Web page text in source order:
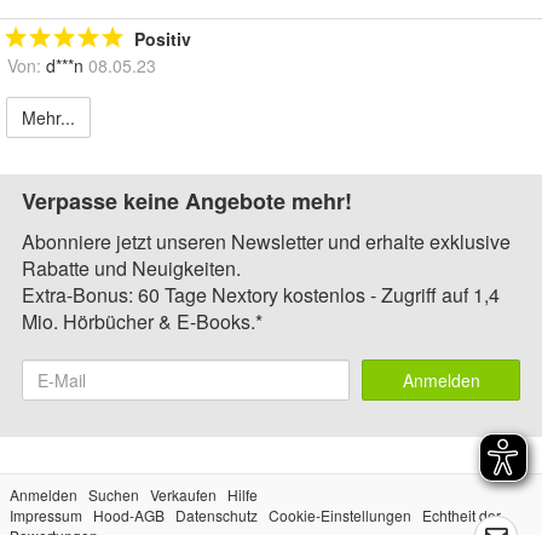
Positiv
Von: d***n 08.05.23
Mehr...
Verpasse keine Angebote mehr!
Abonniere jetzt unseren Newsletter und erhalte exklusive
Rabatte und Neuigkeiten.
Extra-Bonus: 60 Tage Nextory kostenlos - Zugriff auf 1,4
Mio. Hörbücher & E-Books.*
Anmelden
Anmelden Suchen Verkaufen
Hilfe
Impressum
Hood-AGB Datenschutz Cookie-Einstellungen
Echtheit der